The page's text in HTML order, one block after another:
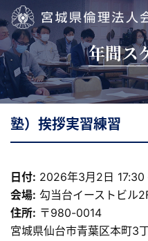
宮城県倫理法人会年間ス
塾）挨拶実習練習
日付: 2026年3月2日 17:30
会場: 勾当台イーストビル
住所: 〒980-0014
宮城県仙台市青葉区本町3